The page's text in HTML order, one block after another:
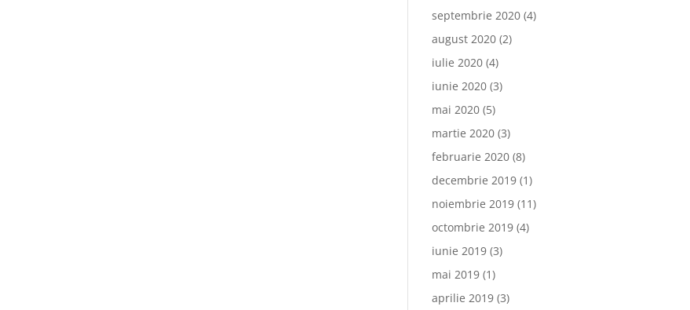
septembrie 2020 (4)
august 2020 (2)
iulie 2020 (4)
iunie 2020 (3)
mai 2020 (5)
martie 2020 (3)
februarie 2020 (8)
decembrie 2019 (1)
noiembrie 2019 (11)
octombrie 2019 (4)
iunie 2019 (3)
mai 2019 (1)
aprilie 2019 (3)